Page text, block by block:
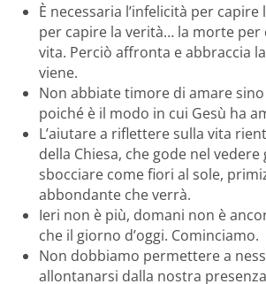
È necessaria l’infelicità per
per capire la verità… la morte per
vita. Perciò affronta e abbraccia
viene.
Non abbiate timore di amare
poiché è il modo in cui Gesù ha
L’aiutare a riflettere sulla vita
della Chiesa, che gode nel
sbocciare come fiori al sole,
abbondante che verrà.
Ieri non è più, domani non è
che il giorno d’oggi. Cominciamo.
Non dobbiamo permettere a
allontanarsi dalla nostra